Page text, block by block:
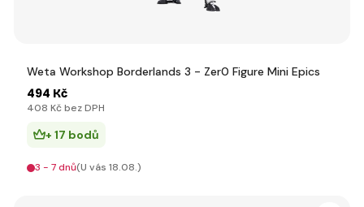
Weta Workshop Borderlands 3 - Zer0 Figure Mini Epics
494 Kč
408 Kč bez DPH
+ 17 bodů
3 - 7 dnů(U vás 18.08.)